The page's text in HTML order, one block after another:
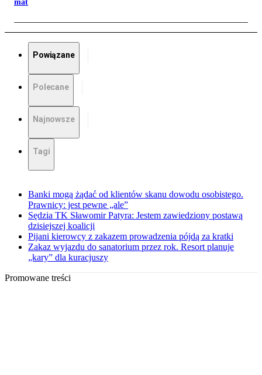
mat
Powiązane
Polecane
Najnowsze
Tagi
Banki mogą żądać od klientów skanu dowodu osobistego.
Prawnicy: jest pewne „ale”
Sędzia TK Sławomir Patyra: Jestem zawiedziony postawą
dzisiejszej koalicji
Pijani kierowcy z zakazem prowadzenia pójdą za kratki
Zakaz wyjazdu do sanatorium przez rok. Resort planuje
„kary” dla kuracjuszy
Promowane treści